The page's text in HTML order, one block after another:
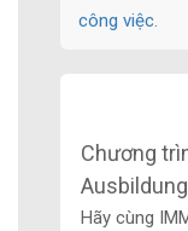
công việc.
Chương
Ausbildung
Hãy cùng